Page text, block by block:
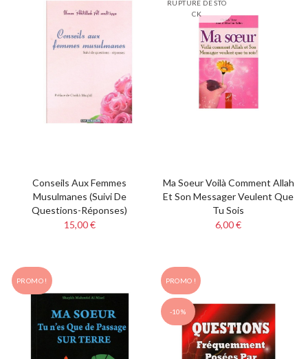
Conseils Aux Femmes
Musulmanes (suivi De
Questions-Réponses)
15,00 €
RUPTURE DE STO
CK
Ma Soeur Voilà Comment Allah
Et Son Messager Veulent Que
Tu Sois
6,00 €
PROMO ! PROMO !
-10%